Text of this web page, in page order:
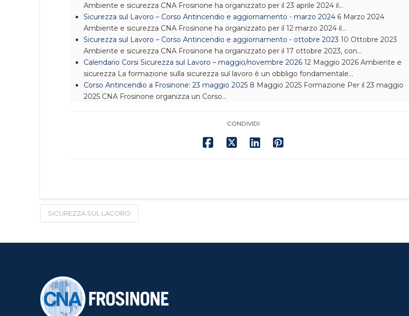
Ambiente e sicurezza CNA Frosinone ha organizzato per il 23 aprile 2024 il…
Sicurezza sul Lavoro – Corso Antincendio e aggiornamento - marzo 20246 Marzo 2024
Ambiente e sicurezza CNA Frosinone ha organizzato per il 12 marzo 2024 il…
Sicurezza sul Lavoro – Corso Antincendio e aggiornamento - ottobre 2023 10 Ottobre 2023
Ambiente e sicurezza CNA Frosinone ha organizzato per il 17 ottobre 2023, con…
Calendario Corsi Sicurezza sul Lavoro – maggio/novembre 202612 Maggio 2026 Ambiente e
sicurezza La formazione sulla sicurezza sul lavoro è un obbligo fondamentale…
Corso Antincendio a Frosinone: 23 maggio 20258 Maggio 2025 Formazione Per il 23 maggio
2025 CNA Frosinone organizza un Corso…
CONDIVIDI
SICUREZZA SUL LACORO